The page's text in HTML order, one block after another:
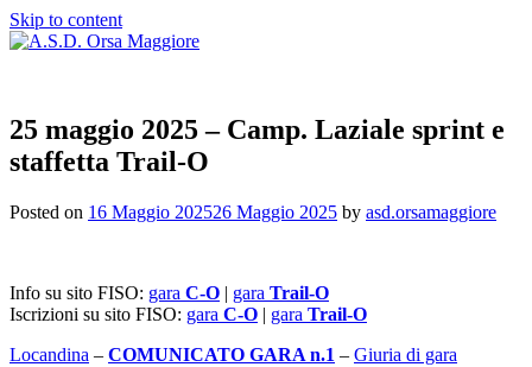
Skip to content
25 maggio 2025 – Camp. Laziale sprint e
staffetta Trail-O
Posted on 16 Maggio 202526 Maggio 2025 by asd.orsamaggiore
Info su sito FISO: gara C-O | gara Trail-O
Iscrizioni su sito FISO: gara C-O | gara Trail-O
Locandina – COMUNICATO GARA n.1 – Giuria di gara